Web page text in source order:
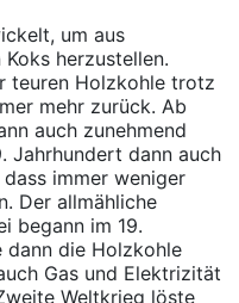
um aus
herzustellen.
teuren Holzkohle trotz
mehr zurück. Ab
auch zunehmend
Jahrhundert dann auch
immer weniger
Der allmähliche
begann im 19.
dann die Holzkohle
Gas und Elektrizität
Weltkrieg löste